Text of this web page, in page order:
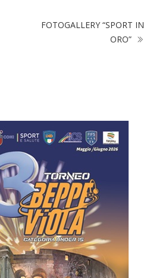
FOTOGALLERY “SPORT IN
ORO”